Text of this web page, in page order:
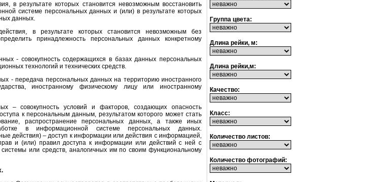
в результате которых становится невозможным восстановить
системе персональных данных и (или) в результате которых
данных.
в результате которых становится невозможным без
принадлежность персональных данных конкретному
- совокупность содержащихся в базах данных персональных
технологий и технических средств.
- передача персональных данных на территорию иностранного
иностранному физическому лицу или иностранному
– совокупность условий и факторов, создающих опасность
к персональным данным, результатом которого может стать
распространение персональных данных, а также иных
в информационной системе персональных данных.
действия) – доступ к информации или действия с информацией,
и (или) правил доступа к информации или действий с ней с
или средств, аналогичных им по своим функциональному
Группа цвета:
Длина рейки, м:
Длина рейки,м:
Качество:
Класс:
Количество листов:
Количество фотографий: